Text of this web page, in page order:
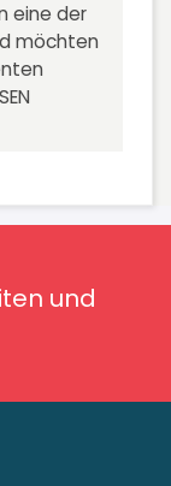
eine der
möchten
und